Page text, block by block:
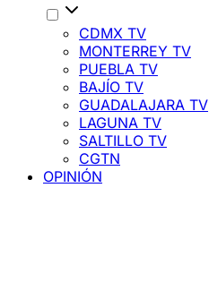
CDMX TV
MONTERREY TV
PUEBLA TV
BAJÍO TV
GUADALAJARA TV
LAGUNA TV
SALTILLO TV
CGTN
OPINIÓN